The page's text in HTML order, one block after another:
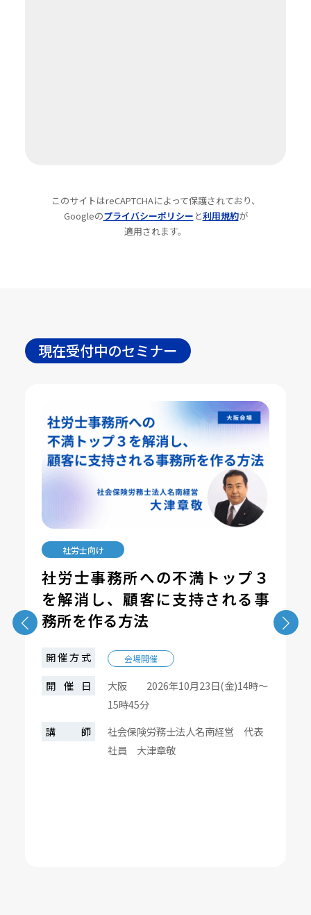
このサイトはreCAPTCHAによって保護されており、
Googleのプライバシーポリシー と利用規約が
適用されます。
現在受付中のセミナー
社労士向け
社労士事務所への不満トップ３
を解消し、顧客に支持される事
務所を作る方法
開催方式 会場開催
開催日
大阪 2026年10月23日(金)14時～
15時45分
講師
社会保険労務士法人名南経営 代表
社員 大津章敬